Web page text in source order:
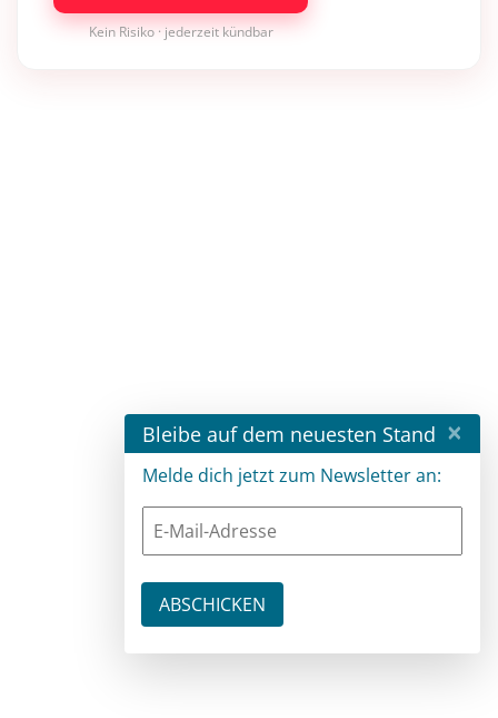
Kein Risiko · jederzeit kündbar
Bleibe auf dem neuesten Stand ×
Melde dich jetzt zum Newsletter an: